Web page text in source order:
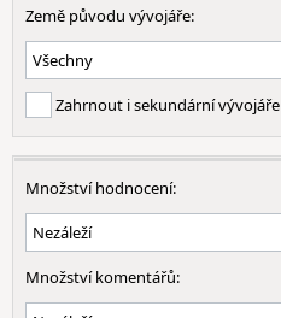
Země původu vývojáře:
Zahrnout i sekundární vývojáře
Množství hodnocení:
Množství komentářů: